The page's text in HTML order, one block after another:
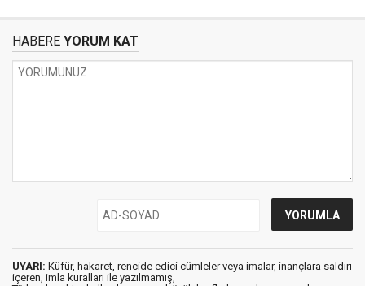
HABERE YORUM KAT
UYARI: Küfür, hakaret, rencide edici cümleler veya imalar, inançlara saldırı
içeren, imla kuralları ile yazılmamış,